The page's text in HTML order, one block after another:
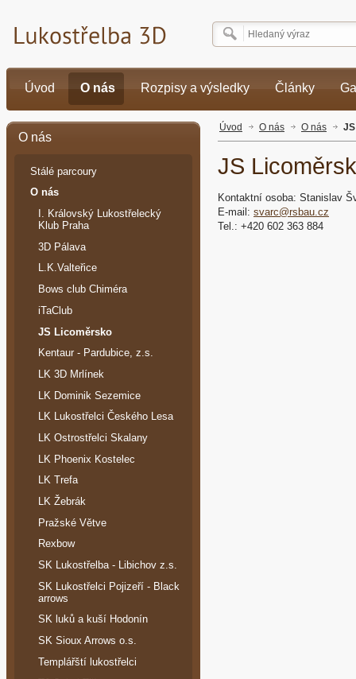
Úvod O nás Rozpisy a výsledky Články
Úvod O nás O nás
JS
Kontaktní osoba: Stanislav
E-mail: svarc@rsbau.cz
Tel.: +420 602 363 884
O nás
Stálé parcoury
O nás
I. Královský Lukostřelecký
Klub Praha
3D Pálava
L.K.Valteřice
Bows club Chiméra
iTaClub
JS Licoměrsko
Kentaur - Pardubice, z.s.
LK 3D Mrlínek
LK Dominik Sezemice
LK Lukostřelci Českého Lesa
LK Ostrostřelci Skalany
LK Phoenix Kostelec
LK Trefa
LK Žebrák
Pražské Větve
Rexbow
SK Lukostřelba - Libichov z.s.
SK Lukostřelci Pojizeří - Black
arrows
SK luků a kuší Hodonín
SK Sioux Arrows o.s.
Templářští lukostřelci